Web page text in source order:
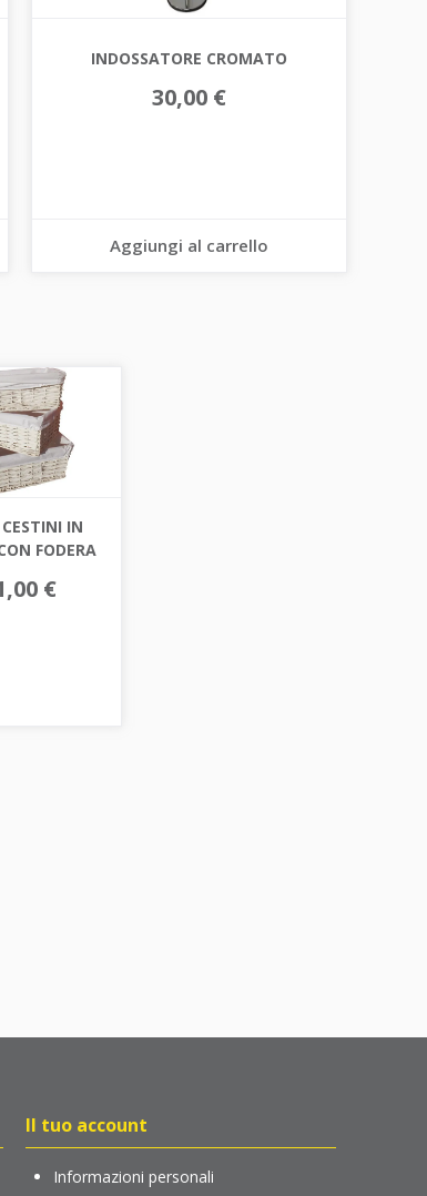
INDOSSATORE CROMATO
30,00 €
Aggiungi al carrello
IN
FODERA
€
Il tuo account
Informazioni personali